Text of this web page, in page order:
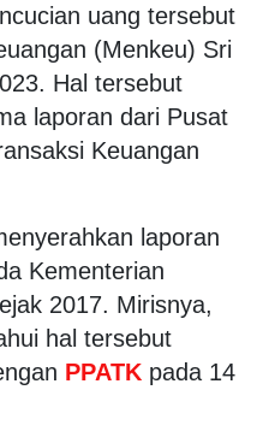
uang tersebut
(Menkeu) Sri
Hal tersebut
laporan dari Pusat
Keuangan
laporan
Kementerian
2017. Mirisnya,
hal tersebut
PPATK pada 14